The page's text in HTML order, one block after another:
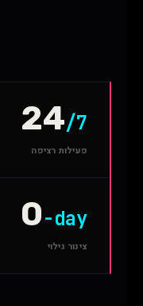
24/7
פעילות רציפה
0-day
צינור גילוי